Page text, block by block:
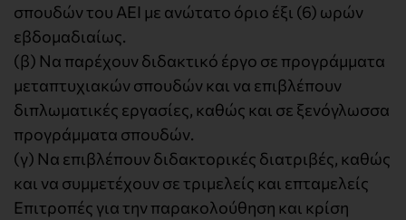
σπουδών του ΑΕΙ με ανώτατο όριο έξι (6) ωρών
εβδομαδιαίως.
(β) Να παρέχουν διδακτικό έργο σε προγράμματα
μεταπτυχιακών σπουδών και να επιβλέπουν
διπλωματικές εργασίες, καθώς και σε ξενόγλωσσα
προγράμματα σπουδών.
(γ) Να επιβλέπουν διδακτορικές διατριβές, καθώς
και να συμμετέχουν σε τριμελείς και επταμελείς
Επιτροπές για την παρακολούθηση και κρίση